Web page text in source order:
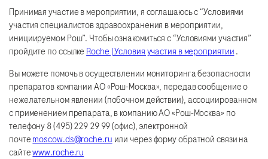
Принимая участие в мероприятии, я соглашаюсь с “Условиями
участия специалистов здравоохранения в мероприятии,
инициируемом Рош”. Чтобы ознакомиться с “Условиями участия”
пройдите по ссылке Roche | Условия участия в мероприятии .
Вы можете помочь в осуществлении мониторинга безопасности
препаратов компании АО «Рош-Москва», передав сообщение о
нежелательном явлении (побочном действии), ассоциированном
с применением препарата, в компанию АО «Рош-Москва» по
телефону 8 (495) 229 29 99 (офис), электронной
почте moscow.ds@roche.ru или через форму обратной связи на
сайтеwww.roche.ru